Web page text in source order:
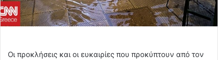
Οι προκλήσεις και οι ευκαιρίες που προκύπτουν από τον